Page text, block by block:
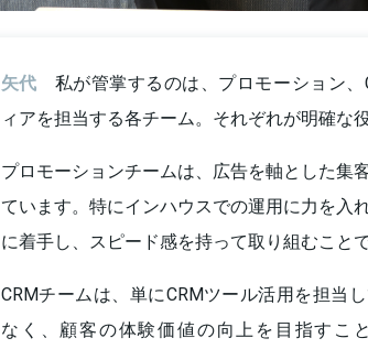
矢代
私が管掌するのは、プロモーション
ィアを担当する各チーム。それぞれが明確な
プロモーションチームは、広告を軸とした集
ています。特にインハウスでの運用に力を入
に着手し、スピード感を持って取り組むこと
CRMチームは、単にCRMツール活用を担当
なく、顧客の体験価値の向上を目指すこ